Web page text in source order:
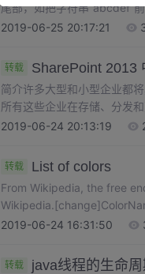
尾部，如把字符串“abcdef”
个函数完成此功能，要求对
2019-06-25 20:17:21
转载 SharePoint 2013
简介许多大型和小型企业都
所有这些企业在存储、分发
是 Micr...
2019-06-24 20:13:19
转载 List of colors
From Wikipedia, the free
2019-06-24 16:31:50
转载 java线程的生命